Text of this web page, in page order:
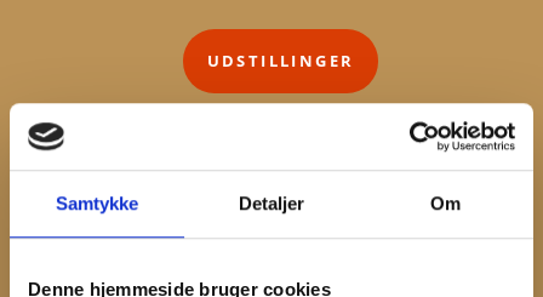
Samtykke Detaljer Om
Denne hjemmeside bruger cookies
UDSTILLINGER
BUTIK OG KROSTUE
I museumsbutikken kan I købe kopier af gammelt
legetøj, bøger, postkort og kunsthåndværk. Vi